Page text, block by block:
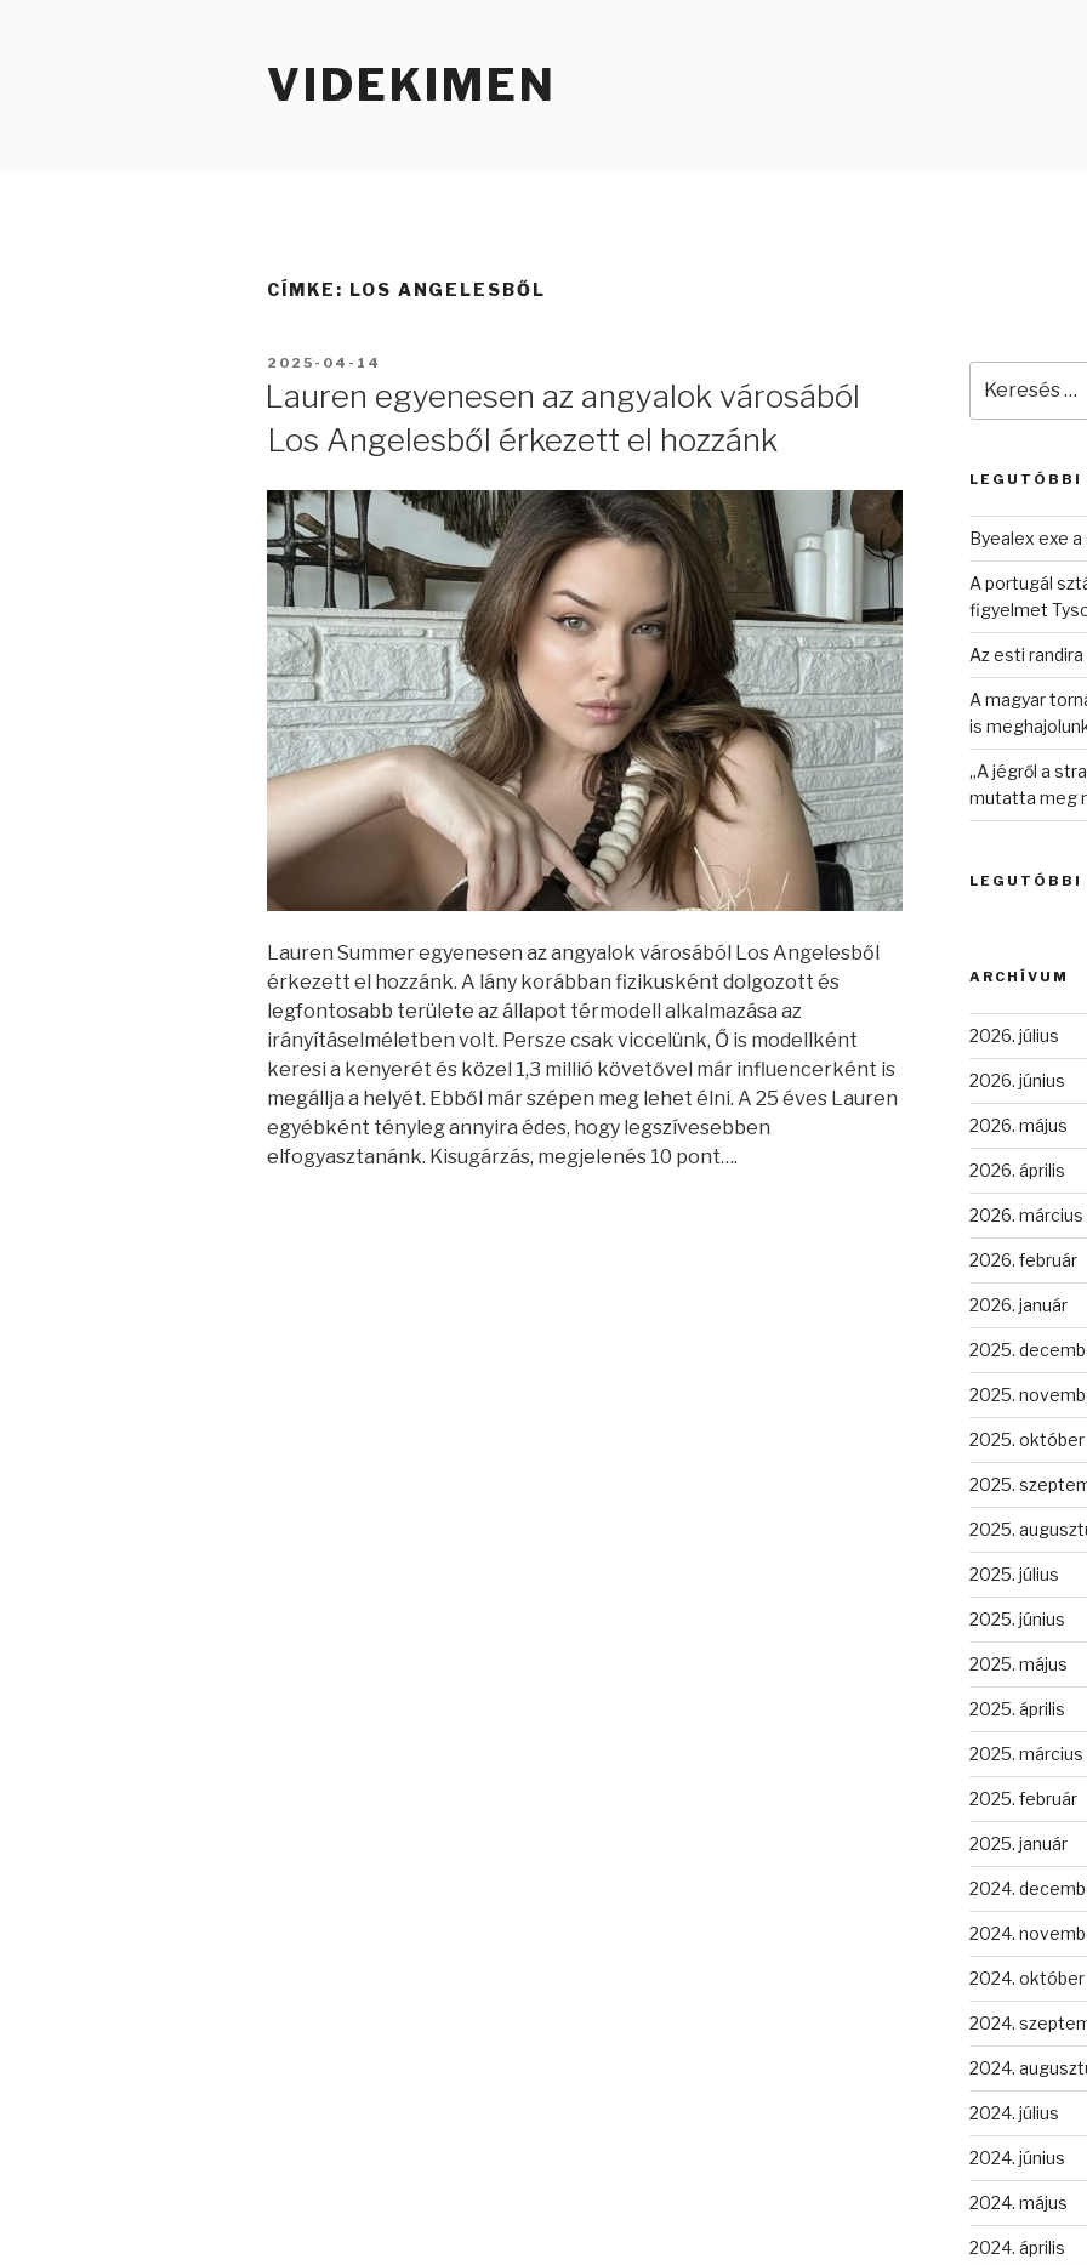
VIDEKIMEN
CÍMKE: LOS ANGELESBŐL
BEKÜLDVE:
2025-04-14
Lauren egyenesen az angyalok városából
Los Angelesből érkezett el hozzánk
Lauren Summer egyenesen az angyalok városából Los Angelesből
érkezett el hozzánk. A lány korábban fizikusként dolgozott és
legfontosabb területe az állapot térmodell alkalmazása az
irányításelméletben volt. Persze csak viccelünk, Ő is modellként
keresi a kenyerét és közel 1,3 millió követővel már influencerként is
megállja a helyét. Ebből már szépen meg lehet élni. A 25 éves Lauren
egyébként tényleg annyira édes, hogy legszívesebben
elfogyasztanánk. Kisugárzás, megjelenés 10 pont….
következő
LEGUTÓBBI
Byealex exe
A portugál
figyelmet
Az esti
A magyar
is
„A jégről a
mutatta meg
LEGUTÓBBI
ARCHÍVUM
2026. július
2026. június
2026. május
2026. április
2026. március
2026. február
2026. január
2025.
2025.
2025. október
2025.
2025.
2025. július
2025. június
2025. május
2025. április
2025. március
2025. február
2025. január
2024.
2024.
2024. október
2024.
2024.
2024. július
2024. június
2024. május
2024. április